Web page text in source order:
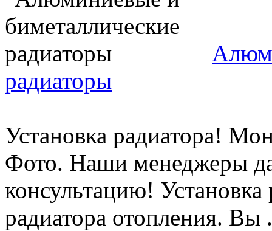
радиаторы
Установка радиатора!
Фото. Наши менеджеры
консультацию!
радиатора отопления. Вы